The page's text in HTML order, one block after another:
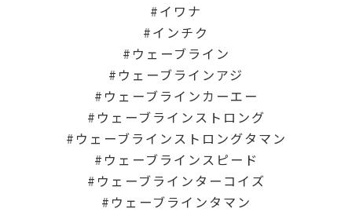
イワナ
インチク
ウェーブライン
ウェーブラインアジ
ウェーブラインカーエー
ウェーブラインストロング
ウェーブラインストロングタマン
ウェーブラインスピード
ウェーブラインターコイズ
ウェーブラインタマン